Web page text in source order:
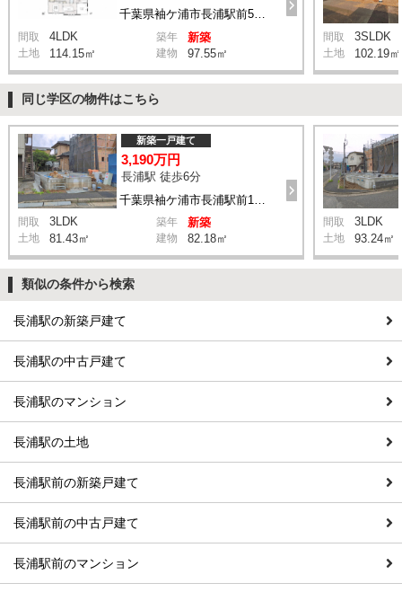
千葉県袖ケ浦市長浦駅前5丁目
間取 4LDK 築年 新築
土地 114.15㎡ 建物 97.55㎡
間取 3SLDK
土地 102.19㎡
同じ学区の物件はこちら
新築一戸建て
3,190万円
長浦駅 徒歩6分
間取 3LDK 築年 新築
土地 81.43㎡ 建物 82.18㎡
間取 3LDK
土地 93.24㎡
類似の条件から検索
長浦駅の新築戸建て
長浦駅の中古戸建て
長浦駅のマンション
長浦駅の土地
長浦駅前の新築戸建て
長浦駅前の中古戸建て
長浦駅前のマンション